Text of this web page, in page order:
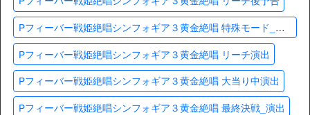
Pフィーバー戦姫絶唱シンフォギア３黄金絶唱 特殊モード_演出
Pフィーバー戦姫絶唱シンフォギア３黄金絶唱 リーチ演出
Pフィーバー戦姫絶唱シンフォギア３黄金絶唱 大当り中演出
Pフィーバー戦姫絶唱シンフォギア３黄金絶唱 最終決戦_演出